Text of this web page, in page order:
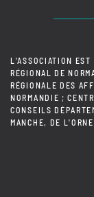
L'ASSOCIATION EST
RÉGIONAL DE
RÉGIONALE DES
NORMANDIE ;
CONSEILS
MANCHE, DE